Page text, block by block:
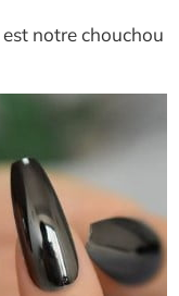
est notre chouchou